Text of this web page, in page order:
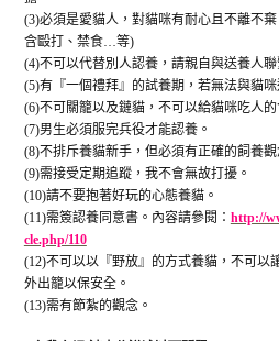
(3)必須是愛貓人，對貓咪有耐心且不離不
含毆打、禁食…等)
(4)不可以代替別人認養，請親自與送養人聯
(5)有『一個禮拜』的試養期，若無法與貓
(6)不可關籠以及鏈貓，不可以給貓咪吃人的
(7)男生必須服完兵役才能認養。
(8)不排斥養貓新手，但必須有正確的飼養觀
(9)需接受定期追蹤，我不會無故打擾。
(10)請不要抱著好玩的心態養貓。
(11)需簽認養同意書。內容請參閱： http://
cle.php/110
(12)不可以以『野放』的方式養貓，不可以
外出籠以保安全。
(13)需有節紮的觀念。